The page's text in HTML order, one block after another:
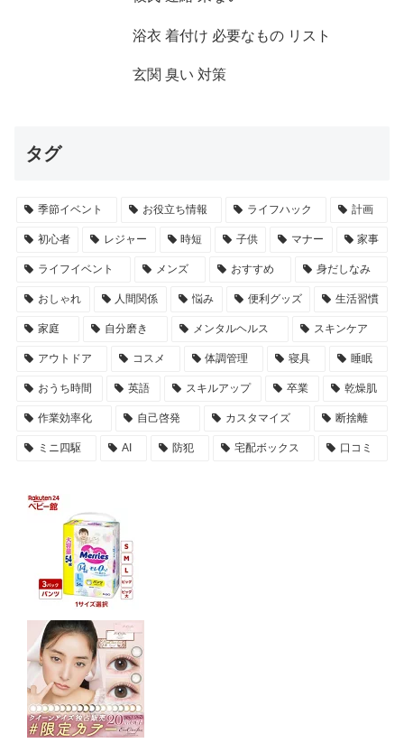
浴衣 着付け 必要なもの リスト
玄関 臭い 対策
タグ
季節イベント お役立ち情報 ライフハック 計画
初心者 レジャー 時短 子供 マナー 家事
ライフイベント メンズ おすすめ 身だしなみ
おしゃれ 人間関係 悩み 便利グッズ 生活習慣
家庭 自分磨き メンタルヘルス スキンケア
アウトドア コスメ 体調管理 寝具 睡眠
おうち時間 英語 スキルアップ 卒業 乾燥肌
作業効率化 自己啓発 カスタマイズ 断捨離
ミニ四駆 AI 防犯 宅配ボックス 口コミ